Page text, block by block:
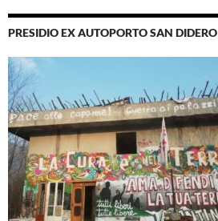
PRESIDIO EX AUTOPORTO SAN DIDERO